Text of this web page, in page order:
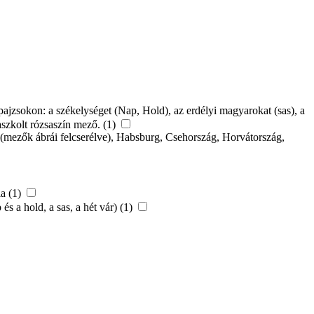
a székelységet (Nap, Hold), az erdélyi magyarokat (sas), a
rózsaszín mező. (1)
ábrái felcserélve), Habsburg, Csehország, Horvátország,
(1)
a hold, a sas, a hét vár) (1)